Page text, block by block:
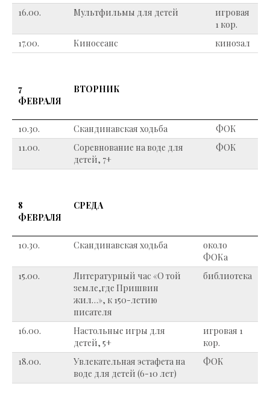
16.00.
Мультфильмы для детей
игровая
1 кор.
17.00.
Киносеанс кинозал
7
ФЕВРАЛЯ
ВТОРНИК
10.30. Скандинавская ходьба
ФОК
11.00.
Соревнование на воде для
детей, 7+
ФОК
8
ФЕВРАЛЯ
СРЕДА
10.30. Скандинавская ходьба
около
ФОКа
15.00.
Литературный час «О той
земле,где Пришвин
жил…», к 150-летию
писателя
библиотека
16.00.
Настольные игры для
детей, 5+
игровая 1
кор.
18.00.
Увлекательная эстафета на
воде для детей (6-10 лет)
ФОК